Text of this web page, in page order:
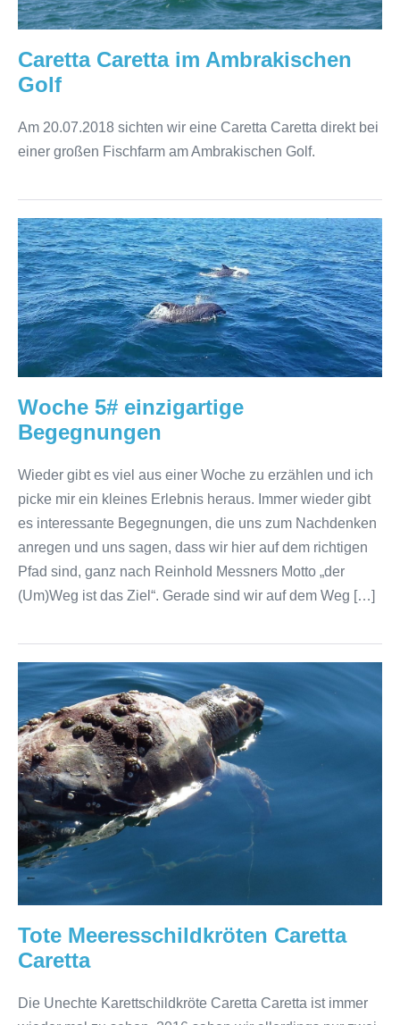
Caretta Caretta im Ambrakischen
Golf
Am 20.07.2018 sichten wir eine Caretta Caretta direkt bei
einer großen Fischfarm am Ambrakischen Golf.
Woche
5#
einzigartige
Begegnungen
Woche 5# einzigartige
Begegnungen
Wieder gibt es viel aus einer Woche zu erzählen und ich
picke mir ein kleines Erlebnis heraus. Immer wieder gibt
es interessante Begegnungen, die uns zum Nachdenken
anregen und uns sagen, dass wir hier auf dem richtigen
Pfad sind, ganz nach Reinhold Messners Motto „der
(Um)Weg ist das Ziel“. Gerade sind wir auf dem Weg […]
Tote
Meeresschildkröten
Caretta
Caretta
Tote Meeresschildkröten Caretta
Caretta
Die Unechte Karettschildkröte Caretta Caretta ist immer